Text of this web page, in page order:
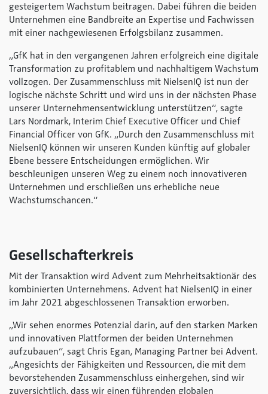
gesteigertem Wachstum beitragen. Dabei führen die beiden
Unternehmen eine Bandbreite an Expertise und Fachwissen
mit einer nachgewiesenen Erfolgsbilanz zusammen.
„GfK hat in den vergangenen Jahren erfolgreich eine digitale
Transformation zu profitablem und nachhaltigem Wachstum
vollzogen. Der Zusammenschluss mit NielsenIQ ist nun der
logische nächste Schritt und wird uns in der nächsten Phase
unserer Unternehmensentwicklung unterstützen“, sagte
Lars Nordmark, Interim Chief Executive Officer und Chief
Financial Officer von GfK. „Durch den Zusammenschluss mit
NielsenIQ können wir unseren Kunden künftig auf globaler
Ebene bessere Entscheidungen ermöglichen. Wir
beschleunigen unseren Weg zu einem noch innovativeren
Unternehmen und erschließen uns erhebliche neue
Wachstumschancen.“
Gesellschafterkreis
Mit der Transaktion wird Advent zum Mehrheitsaktionär des
kombinierten Unternehmens. Advent hat NielsenIQ in einer
im Jahr 2021 abgeschlossenen Transaktion erworben.
„Wir sehen enormes Potenzial darin, auf den starken Marken
und innovativen Plattformen der beiden Unternehmen
aufzubauen“, sagt Chris Egan, Managing Partner bei Advent.
„Angesichts der Fähigkeiten und Ressourcen, die mit dem
bevorstehenden Zusammenschluss einhergehen, sind wir
zuversichtlich, dass wir einen führenden globalen